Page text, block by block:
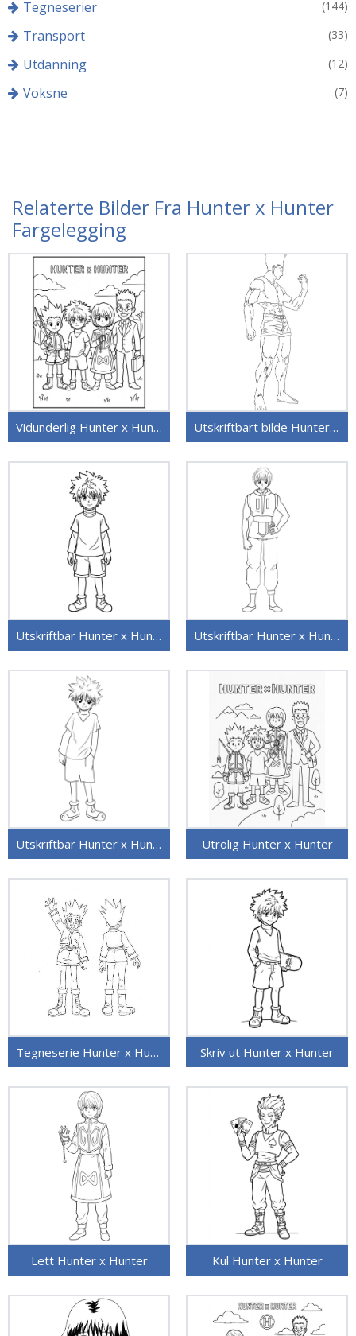
Tegneserier (144)
Transport (33)
Utdanning (12)
Voksne (7)
Relaterte Bilder Fra Hunter x Hunter
Fargelegging
Vidunderlig Hunter x Hunter Utskriftbart bilde Hunter x Hunter
Utskriftbar Hunter x Hunter Utskriftbar Hunter x Hunter uten kostnad
Utskriftbar Hunter x Hunter for barn Utrolig Hunter x Hunter
Tegneserie Hunter x Hunter Skriv ut Hunter x Hunter
Lett Hunter x Hunter Kul Hunter x Hunter